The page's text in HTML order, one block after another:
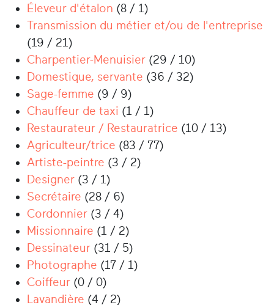
Éleveur d'étalon (8 / 1)
Transmission du métier et/ou de l'entreprise
(19 / 21)
Charpentier-Menuisier (29 / 10)
Domestique, servante (36 / 32)
Sage-femme (9 / 9)
Chauffeur de taxi (1 / 1)
Restaurateur / Restauratrice (10 / 13)
Agriculteur/trice (83 / 77)
Artiste-peintre (3 / 2)
Designer (3 / 1)
Secrétaire (28 / 6)
Cordonnier (3 / 4)
Missionnaire (1 / 2)
Dessinateur (31 / 5)
Photographe (17 / 1)
Coiffeur (0 / 0)
Lavandière (4 / 2)